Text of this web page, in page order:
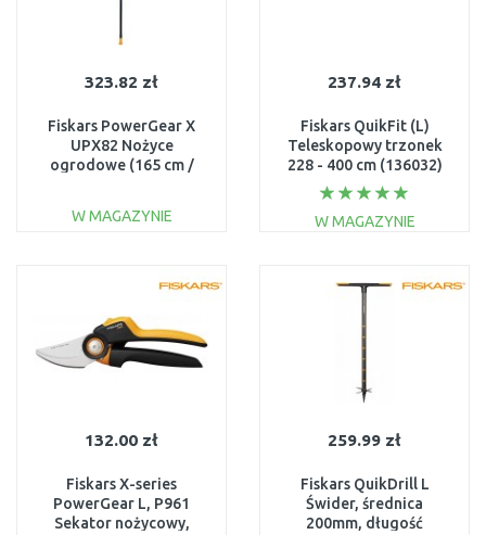
323.82 zł
Fiskars PowerGear X
UPX82 Nożyce
ogrodowe (165 cm /
W MAGAZYNIE
Do porównania
237.94 zł
Fiskars QuikFit (L)
Teleskopowy trzonek
228 - 400 cm (136032)
1000665
W MAGAZYNIE
Do porównania
132.00 zł
Fiskars X-series
PowerGear L, P961
Sekator nożycowy,
259.99 zł
Fiskars QuikDrill L
Świder, średnica
200mm, długość